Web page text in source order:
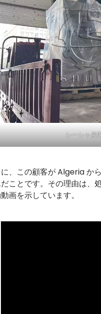
シーシャ炭
、この顧客が Algeria か
ことです。その理由は、
画を示しています。